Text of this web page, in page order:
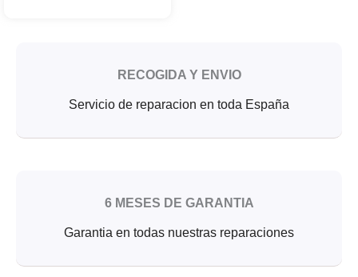
RECOGIDA Y ENVIO
Servicio de reparacion en toda España
6 MESES DE GARANTIA
Garantia en todas nuestras reparaciones